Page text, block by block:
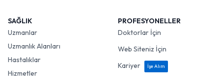
SAĞLIK
Uzmanlar
Uzmanlık Alanları
Hastalıklar
Hizmetler
PROFESYONELLER
Doktorlar İçin
Web Siteniz İçin
Kariyer
İşe Alım